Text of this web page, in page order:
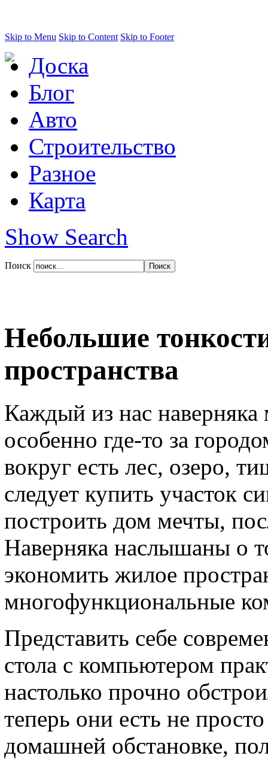
Skip to Menu Skip to Content Skip to Footer
Доска
Блог
Авто
Строительство
Разное
Карта
Show Search
Поиск
Небольшие
пространства
Каждый из нас наверняка
особенно где-то за
вокруг есть лес, озеро,
следует купить участок
построить дом мечты,
Наверняка наслышаны о
экономить жилое
многофункциональные
Представить себе
стола с компьютером
настолько прочно
теперь они есть не
домашней обстановке,